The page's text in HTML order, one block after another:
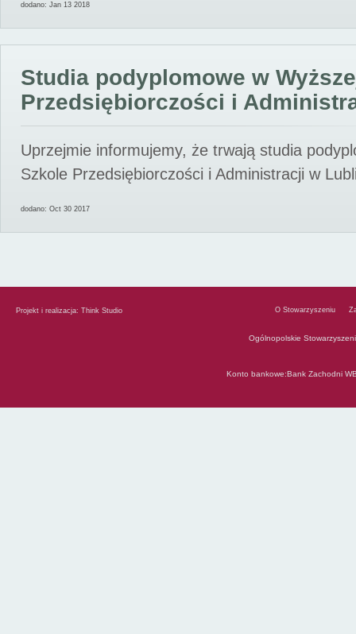
dodano: Jan 13 2018
Studia podyplomowe w
Przedsiębiorczości i
Uprzejmie informujemy, że trwają studia
Szkole Przedsiębiorczości i Administracji w
dodano: Oct 30 2017
Projekt i realizacja: Think Studio O Stowarzyszeniu
Ogólnopolskie
Konto bankowe:Bank Zachodni